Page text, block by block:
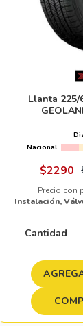
Llanta 225/
Nacional
$2290
Precio con
Instalación,
Cantidad